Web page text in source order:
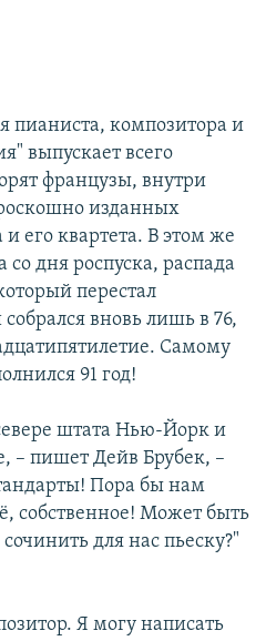
композитора и
выпускает всего
французы, внутри
изданных
его квартета. В этом же
со дня роспуска, распада
перестал
собрался вновь лишь в 76,
Самому
91 год!
штата Нью-Йорк и
– пишет Дейв Брубек, –
Пора бы нам
собственное! Может быть
для нас пьеску?"
Я могу написать